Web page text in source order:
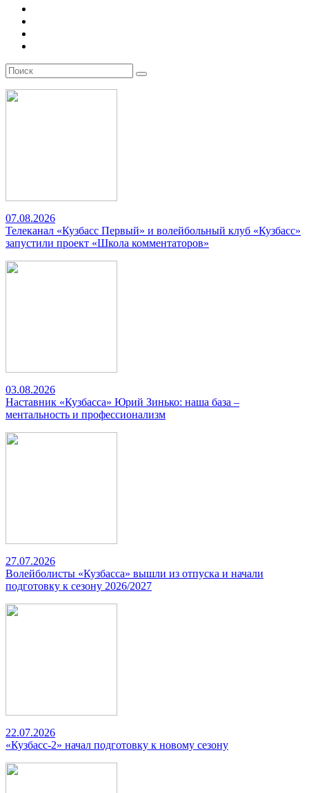
07.08.2026
Телеканал «Кузбасс Первый» и волейбольный клуб «Кузбасс»
запустили проект «Школа комментаторов»
03.08.2026
Наставник «Кузбасса» Юрий Зинько: наша база –
ментальность и профессионализм
27.07.2026
Волейболисты «Кузбасса» вышли из отпуска и начали
подготовку к сезону 2026/2027
22.07.2026
«Кузбасс-2» начал подготовку к новому сезону